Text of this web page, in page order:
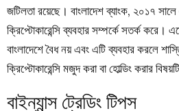
জটিলতা রয়েছে। বাংলাদেশ ব্যাংক, ২০১৭
ক্রিপ্টোকারেন্সি ব্যবহার সম্পর্কে সতর্ক করে।
বাংলাদেশে বৈধ নয় এবং এটি ব্যবহার করলে
ক্রিপ্টোকারেন্সি মজুদ করা বা হোল্ডিং করার
বাইন্যান্স ট্রেডিং টিপস